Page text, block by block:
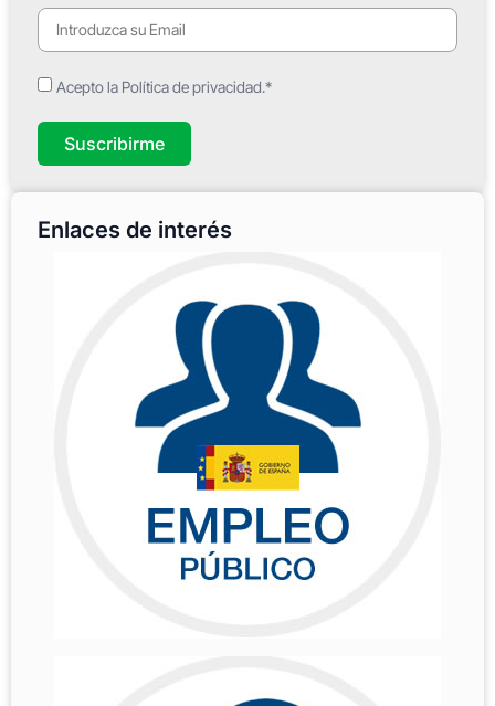
Acepto la Política de privacidad.*
Suscribirme
Enlaces de interés